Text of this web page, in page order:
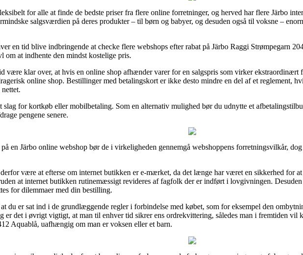
for alle at finde de bedste priser fra flere online forretninger, og herved har flere Järbo
salgsværdien på deres produkter – til børn og babyer, og desuden også til voksne –
en tid blive indbringende at checke flere webshops efter rabat på Järbo Raggi Strømpegarn
om at indhente den mindst kostelige pris.
være klar over, at hvis en online shop afhænder varer for en salgspris som virker ekstraordinært
online shop. Bestillinger med betalingskort er ikke desto mindre en del af et reglement,
slag for kortkøb eller mobilbetaling. Som en alternativ mulighed bør du udnytte et
pengene senere.
en Järbo online webshop bør de i virkeligheden gennemgå webshoppens forretningsvilkår,
være at efterse om internet butikken er e-mærket, da det længe har været en sikkerhed for
at internet butikken rutinemæssigt revideres af fagfolk der er indført i lovgivningen.
for dilemmaer med din bestilling.
du er sat ind i de grundlæggende regler i forbindelse med købet, som for eksempel den
er det i øvrigt vigtigt, at man til enhver tid sikrer ens ordrekvittering, således man i fremtiden vil
Aquablå, uafhængig om man er voksen eller et barn.